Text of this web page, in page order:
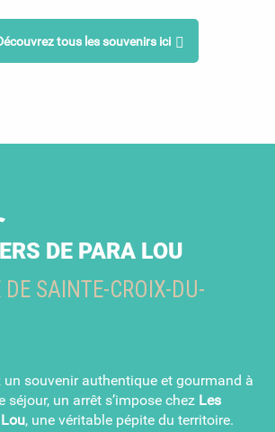
tous les souvenirs ici
DE PARA LOU
DE SAINTE-CROIX-DU-
un souvenir authentique et gourmand à
séjour, un arrêt s’impose chez Les
, une véritable pépite du territoire.